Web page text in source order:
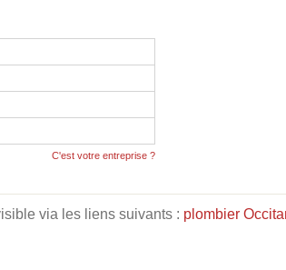
C'est votre entreprise ?
via les liens suivants : plombier